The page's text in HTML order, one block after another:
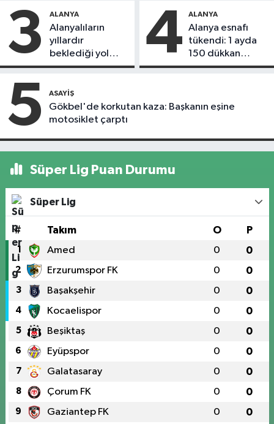
3 ALANYA
Alanyalıların
yıllardır
beklediği yol
askıdan döndü
4 ALANYA
Alanya esnafı
tükendi: 1 ayda
150 dükkan
kapandı
5 ASAYIŞ
Gökbel'de korkutan kaza: Başkanın eşine
motosiklet çarptı
Süper Lig Puan Durumu
Süper Lig
# Takım O P
1 Amed 0 0
2 Erzurumspor FK 0 0
3 Başakşehir 0 0
4 Kocaelispor 0 0
5 Beşiktaş 0 0
6 Eyüpspor 0 0
7 Galatasaray 0 0
8 Çorum FK 0 0
9 Gaziantep FK 0 0